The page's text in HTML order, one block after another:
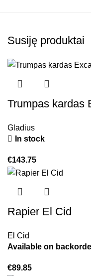
Susiję produktai
Trumpas kardas
Gladius
In stock
€143.75
Rapier El Cid
El Cid
Available on
€89.85